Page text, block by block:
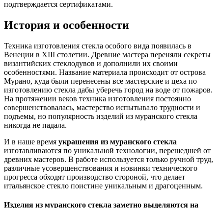
подтверждается сертификатами.
История и особенности
Техника изготовления стекла особого вида появилась в
Венеции в XIII столетии. Древние мастера переняли секреты
византийских стеклодувов и дополнили их своими
особенностями. Название материала происходит от острова
Мурано, куда были перенесены все мастерские и цеха по
изготовлению стекла дабы уберечь город на воде от пожаров.
На протяжении веков техника изготовления постоянно
совершенствовалась, мастерство испытывало трудности и
подъемы, но популярность изделий из муранского стекла
никогда не падала.
И в наше время украшения из муранского стекла
изготавливаются по уникальной технологии, перешедшей от
древних мастеров. В работе используется только ручной труд,
различные усовершенствования и новинки технического
прогресса обходят производство стороной, что делает
итальянское стекло поистине уникальным и драгоценным.
Изделия из муранского стекла заметно выделяются на